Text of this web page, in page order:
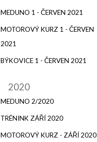
MEDUNO 1 - ČERVEN 2021
MOTOROVÝ KURZ 1 - ČERVEN
2021
BÝKOVICE 1 - ČERVEN 2021
2020
MEDUNO 2/2020
TRÉNINK ZÁŘÍ 2020
MOTOROVÝ KURZ - ZÁŘÍ 2020